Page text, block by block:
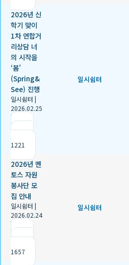
2026년 신
학기 맞이
1차 연합거
리상담 너
의 시작을
‘봄’
(Spring&
See) 진행
일시쉼터 |
2026.02.25
|
1221
일시쉼터
2026년 멘
토스 자원
봉사단 모
집 안내
일시쉼터 |
2026.02.24
|
1657
일시쉼터